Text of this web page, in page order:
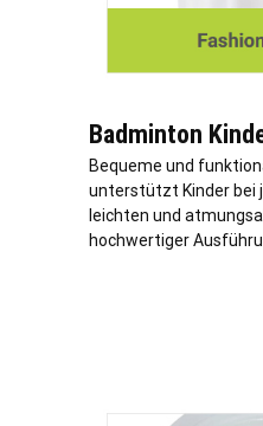
Badminton
Bequeme und
unterstützt Kinder bei
leichten und
hochwertiger